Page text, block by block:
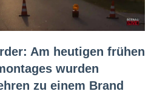
Am heutigen frühen
wurden
zu einem Brand